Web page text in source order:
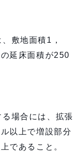
敷地面積1，
延床面積が250
る場合には、拡張
以上で増設部分
であること。